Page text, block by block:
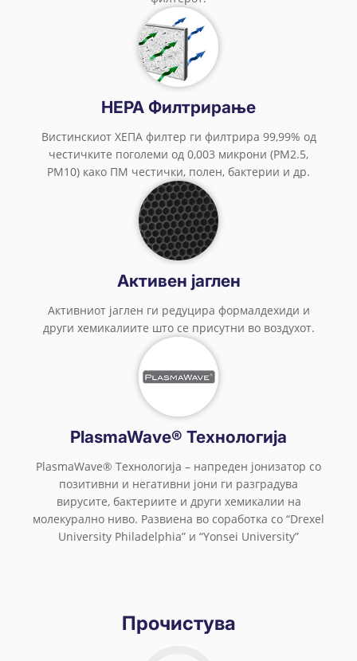
HEPA Филтрирање
Вистинскиот ХЕПА филтер ги филтрира 99,99% од
честичките поголеми од 0,003 микрони (PM2.5,
PM10) како ПМ честички, полен, бактерии и др.
Aктивен јаглен
Активниот јаглен ги редуцира формалдехиди и
други хемикалиите што се присутни во воздухот.
PlasmaWave® Технологија
PlasmaWave® Технологија – напреден јонизатор со
позитивни и негативни јони ги разградува
вирусите, бактериите и други хемикалии на
молекурално ниво. Развиена во соработка со “Drexel
University Philadelphia” и “Yonsei University”
Прочистува